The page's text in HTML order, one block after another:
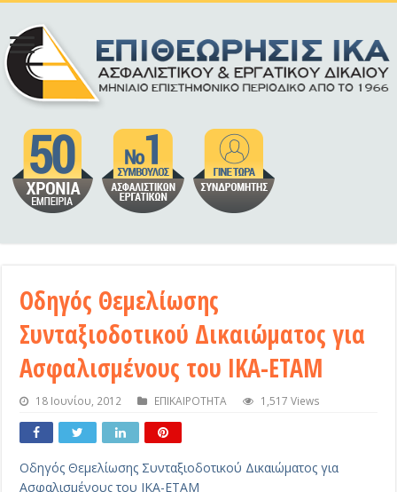
Οδηγός Θεμελίωσης
Συνταξιοδοτικού Δικαιώματος για
Ασφαλισμένους του ΙΚΑ-ΕΤΑΜ
18 Ιουνίου, 2012 ΕΠΙΚΑΙΡΟΤΗΤΑ 1,517 Views
Οδηγός Θεμελίωσης Συνταξιοδοτικού Δικαιώματος για
Ασφαλισμένους του ΙΚΑ-ΕΤΑΜ